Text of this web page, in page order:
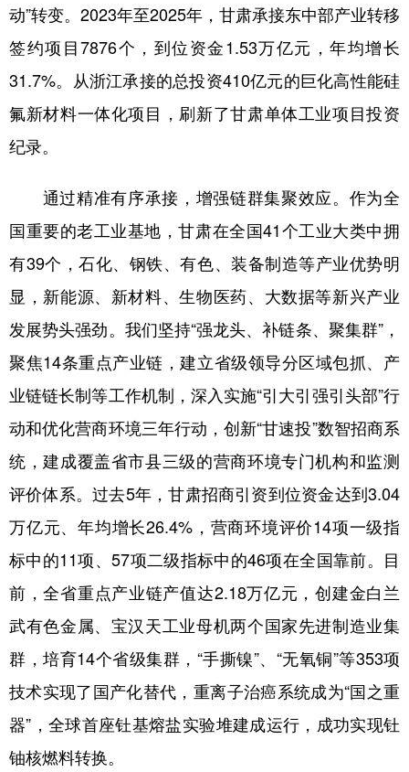
动”转变。2023年至2025年，甘肃承接东中部产业转移
签约项目7876个，到位资金1.53万亿元，年均增长
31.7%。从浙江承接的总投资410亿元的巨化高性能硅
氟新材料一体化项目，刷新了甘肃单体工业项目投资
纪录。
通过精准有序承接，增强链群集聚效应。作为全
国重要的老工业基地，甘肃在全国41个工业大类中拥
有39个，石化、钢铁、有色、装备制造等产业优势明
显，新能源、新材料、生物医药、大数据等新兴产业
发展势头强劲。我们坚持“强龙头、补链条、聚集群”，
聚焦14条重点产业链，建立省级领导分区域包抓、产
业链链长制等工作机制，深入实施“引大引强引头部”行
动和优化营商环境三年行动，创新“甘速投”数智招商系
统，建成覆盖省市县三级的营商环境专门机构和监测
评价体系。过去5年，甘肃招商引资到位资金达到3.04
万亿元、年均增长26.4%，营商环境评价14项一级指
标中的11项、57项二级指标中的46项在全国靠前。目
前，全省重点产业链产值达2.18万亿元，创建金白兰
武有色金属、宝汉天工业母机两个国家先进制造业集
群，培育14个省级集群，“手撕镍”、“无氧铜”等353项
技术实现了国产化替代，重离子治癌系统成为“国之重
器”，全球首座钍基熔盐实验堆建成运行，成功实现钍
铀核燃料转换。